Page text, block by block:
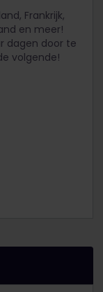
Frankrijk,
en meer!
dagen door te
volgende!